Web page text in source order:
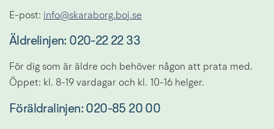
E-post: info@skaraborg.boj.se
Äldrelinjen: 020-22 22 33
För dig som är äldre och behöver någon att prata med.
Öppet: kl. 8-19 vardagar och kl. 10-16 helger.
Föräldralinjen: 020-85 20 00